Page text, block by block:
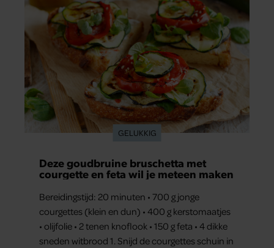
GELUKKIG
Deze goudbruine bruschetta met
courgette en feta wil je meteen maken
Bereidingstijd: 20 minuten • 700 g jonge
courgettes (klein en dun) • 400 g kerstomaatjes
• olijfolie • 2 tenen knoflook • 150 g feta • 4 dikke
sneden witbrood 1. Snijd de courgettes schuin in